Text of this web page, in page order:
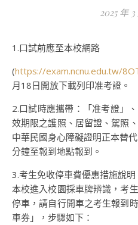
2025 年
1.口試前應至本校網路
(https://exam.ncnu.edu.tw/
月18日開放下載列印准考證。
2.口試時應攜帶：「准考證」
效期限之護照、居留證、駕照
中華民國身心障礙證明正本替
分鐘至報到地點報到。
3.考生免收停車費優惠措施說明
本校進入校園採車牌辨識，考
停車，請自行開車之考生報到
車券」，步驟如下：